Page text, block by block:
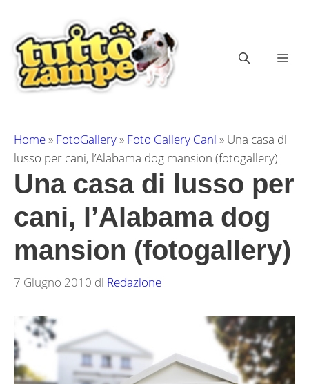
contenuto
Home» FotoGallery» Foto Gallery Cani » Una casa di
lusso per cani, l’Alabama dog mansion (fotogallery)
Una casa di lusso per
cani, l’Alabama dog
mansion (fotogallery)
7 Giugno 2010 di Redazione